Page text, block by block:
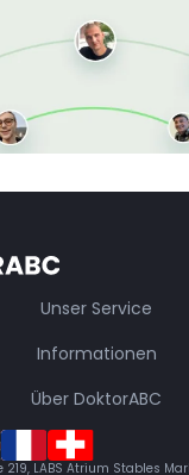
erhalten
Unser Service
Informationen
Über DoktorABC
219, LABS Atrium Stables